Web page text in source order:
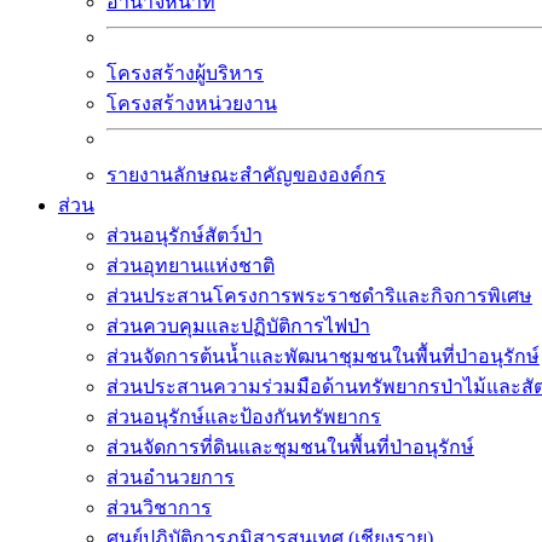
โครงสร้างผู้บริหาร
โครงสร้างหน่วยงาน
รายงานลักษณะสำคัญขององค์กร
ส่วน
ส่วนอนุรักษ์สัตว์ป่า
ส่วนอุทยานแห่งชาติ
ส่วนประสานโครงการพระราชดำริและกิจการพิเศษ
ส่วนควบคุมและปฏิบัติการไฟป่า
ส่วนจัดการต้นน้ำและพัฒนาชุมชนในพื้นที่ป่าอนุรักษ์
ส่วนประสานความร่วมมือด้านทรัพยากรป่าไม้และสั
ส่วนอนุรักษ์และป้องกันทรัพยากร
ส่วนจัดการที่ดินและชุมชนในพื้นที่ป่าอนุรักษ์
ส่วนอำนวยการ
ส่วนวิชาการ
ศูนย์ปฏิบัติการภูมิสารสนเทศ (เชียงราย)